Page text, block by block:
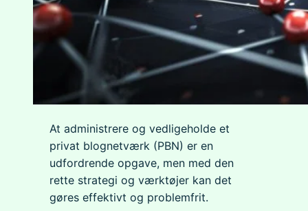
At administrere og vedligeholde et
privat blognetværk (PBN) er en
udfordrende opgave, men med den
rette strategi og værktøjer kan det
gøres effektivt og problemfrit.